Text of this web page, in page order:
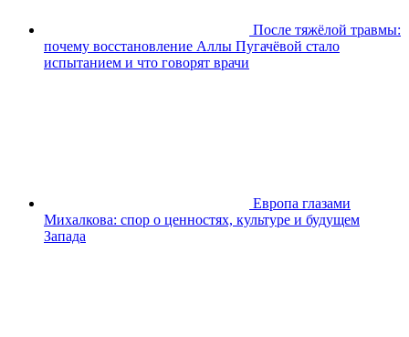
После тяжёлой травмы:
почему восстановление Аллы Пугачёвой стало
испытанием и что говорят врачи
Европа глазами
Михалкова: спор о ценностях, культуре и будущем
Запада